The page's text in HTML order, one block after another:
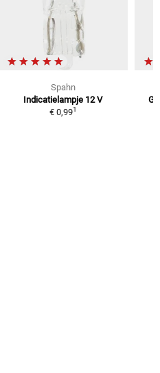
Spahn
Indicatielampje 12 V
€ 0,991